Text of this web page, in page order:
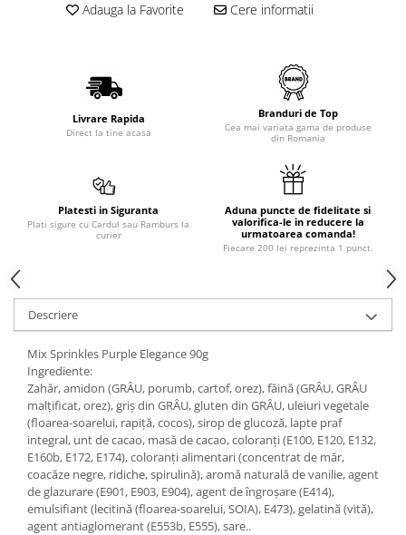
Adauga la Favorite Cere informatii
Livrare Rapida
Direct la tine acasa
Branduri de Top
Cea mai variata gama de produse
din Romania
Platesti in Siguranta
Plati sigure cu Cardul sau Ramburs la
curier
Aduna puncte de fidelitate si
valorifica-le in reducere la
urmatoarea comanda!
Fiecare 200 lei reprezinta 1 punct.
Descriere
Mix Sprinkles Purple Elegance 90g
Ingrediente:
Zahăr, amidon (GRÂU, porumb, cartof, orez), făină (GRÂU, GRÂU
malțificat, orez), griș din GRÂU, gluten din GRÂU, uleiuri vegetale
(floarea-soarelui, rapiță, cocos), sirop de glucoză, lapte praf
integral, unt de cacao, masă de cacao, coloranți (E100, E120, E132,
E160b, E172, E174), coloranți alimentari (concentrat de măr,
coacăze negre, ridiche, spirulină), aromă naturală de vanilie, agent
de glazurare (E901, E903, E904), agent de îngroșare (E414),
emulsifiant (lecitină (floarea-soarelui, SOIA), E473), gelatină (vită),
agent antiaglomerant (E553b, E555), sare..